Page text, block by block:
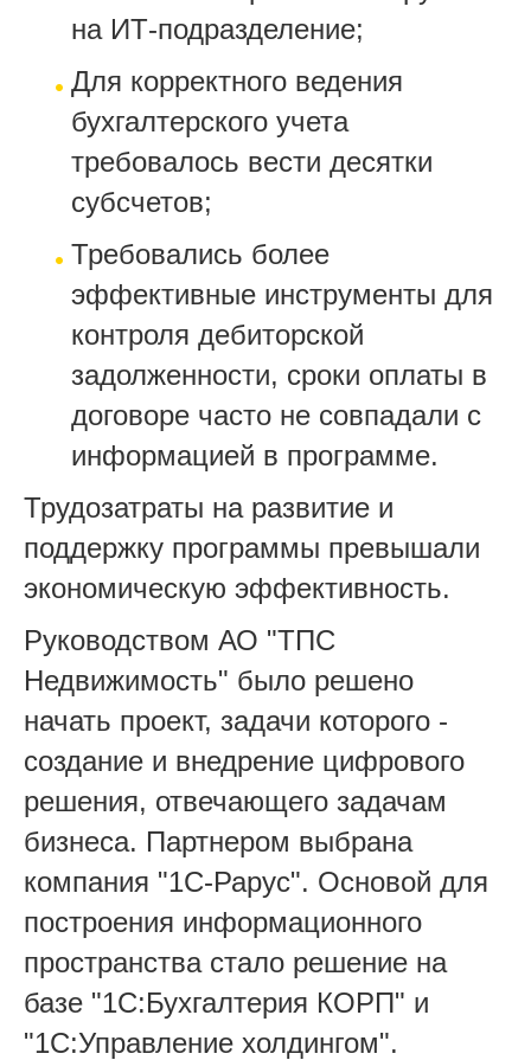
на ИТ-подразделение;
Для корректного ведения
бухгалтерского учета
требовалось вести десятки
субсчетов;
Требовались более
эффективные инструменты для
контроля дебиторской
задолженности, сроки оплаты в
договоре часто не совпадали с
информацией в программе.
Трудозатраты на развитие и
поддержку программы превышали
экономическую эффективность.
Руководством АО "ТПС
Недвижимость" было решено
начать проект, задачи которого -
создание и внедрение цифрового
решения, отвечающего задачам
бизнеса. Партнером выбрана
компания "1С-Рарус". Основой для
построения информационного
пространства стало решение на
базе "1С:Бухгалтерия КОРП" и
"1C:Управление холдингом".